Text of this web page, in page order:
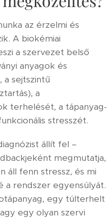
az érzelmi és
A biokémiai
a szervezet belső
anyagok és
a sejtszintű
a
terhelését, a tápanyag-
stresszét.
állít fel –
megmutatja,
áll fenn stressz, és mi
a rendszer egyensúlyát.
egy túlterhelt
egy olyan szervi